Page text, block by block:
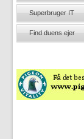
Superbruger IT
Find duens ejer